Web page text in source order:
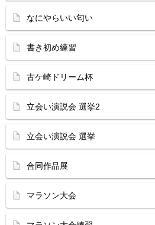
なにやらいい匂い
書き初め練習
古ケ崎ドリーム杯
立会い演説会 選挙2
立会い演説会 選挙
合同作品展
マラソン大会